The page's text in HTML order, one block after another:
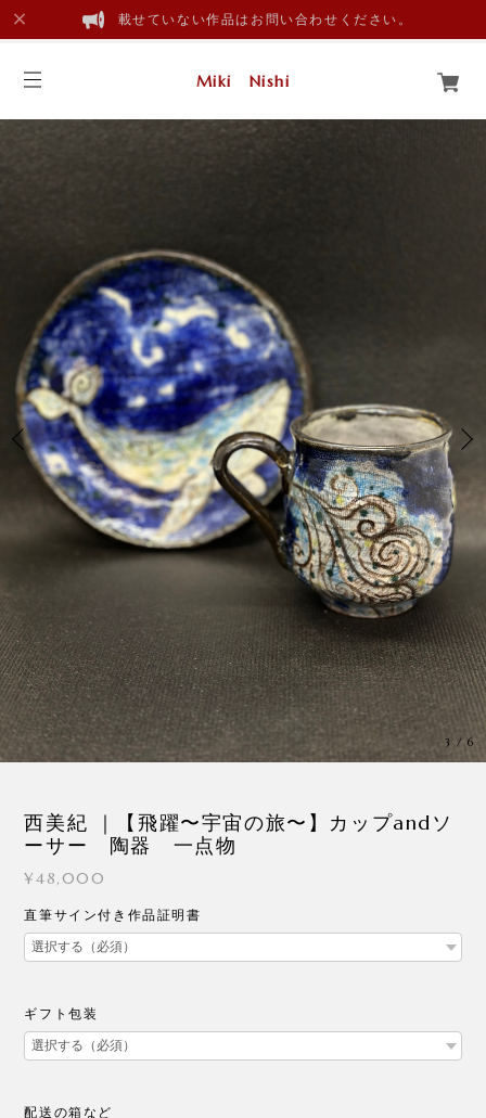
載せていない作品はお問い合わせください。
Miki Nishi
3 /6
西美紀 ｜【飛躍〜宇宙の旅〜】カップandソ
ーサー 陶器 一点物
¥48,000
直筆サイン付き作品証明書
ギフト包装
配送の箱など